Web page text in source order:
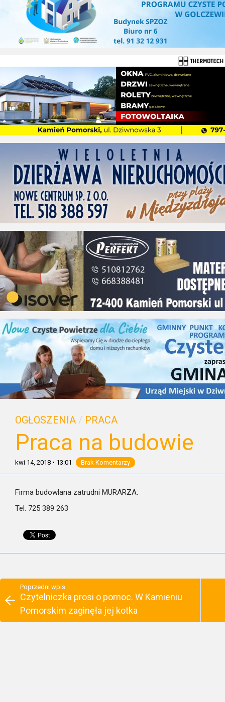
OGŁOSZENIA / PRACA
Praca na budowie
kwi 14, 2018 • 13:01 Brak Komentarzy
Firma budowlana zatrudni MURARZA.
Tel. 725 389 263
Poprzedni wpis
Czytelniczka prosi o pomoc. W Kamieniu
Pomorskim zaginęła jej kotka